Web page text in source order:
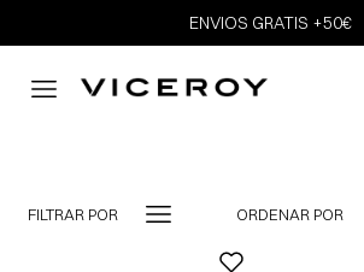
ENVIOS GRATIS +50€
FILTRAR POR ORDENAR POR